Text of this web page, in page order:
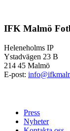
IFK Malmö
Heleneholms IP
Ystadvägen 23 B
214 45 Malmö
E-post:
Press
Nyheter